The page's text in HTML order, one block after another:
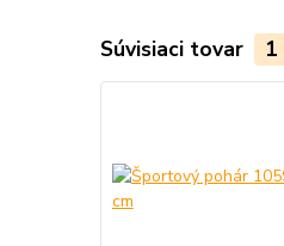
Súvisiaci tovar 1